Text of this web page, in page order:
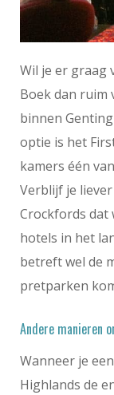
Wil je er graag
Boek dan ruim
binnen
optie is het
kamers één
Verblijf je
Crockfords dat
hotels in het
betreft wel de
pretparken
Andere manieren
Wanneer je
Highlands de